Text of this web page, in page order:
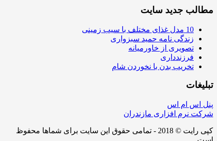
مطالب جدید سایت
10 مدل غذای مختلف با سیب زمینی
زندگی نامه حمید سبزواری
تصویری از خاورمیانه
فرزندداری
تخریب بدن با نخوردن شام
تبلیغات
پنل اس ام اس
شرکت نرم افزاری مازندران
کپی رایت © 2018 - تمامی حقوق این سایت برای شماها محفوظ